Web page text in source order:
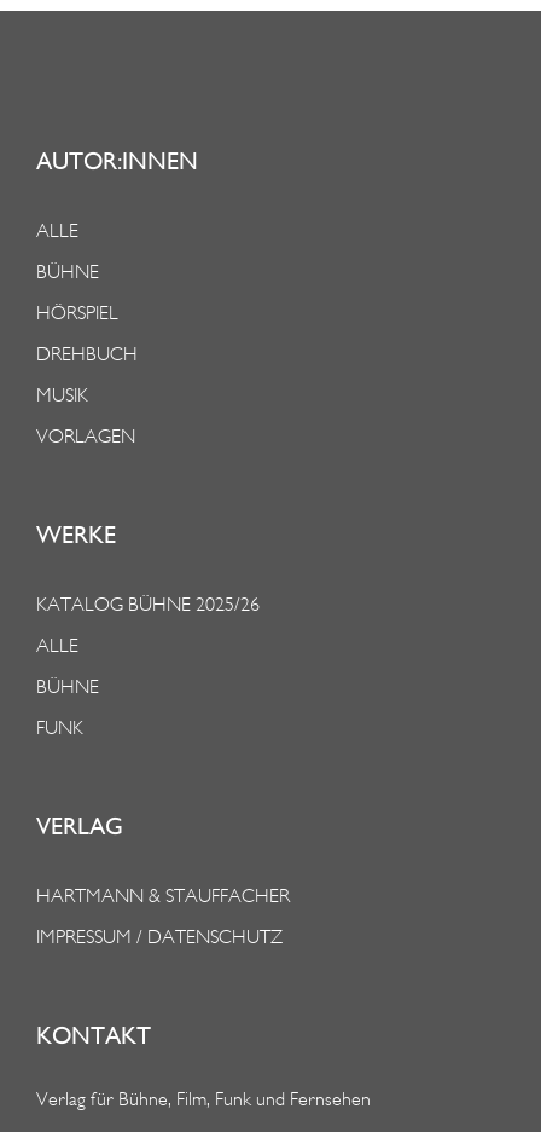
AUTOR:INNEN
ALLE
BÜHNE
HÖRSPIEL
DREHBUCH
MUSIK
VORLAGEN
WERKE
KATALOG BÜHNE 2025/26
ALLE
BÜHNE
FUNK
VERLAG
HARTMANN & STAUFFACHER
IMPRESSUM / DATENSCHUTZ
KONTAKT
Verlag für Bühne, Film, Funk und Fernsehen